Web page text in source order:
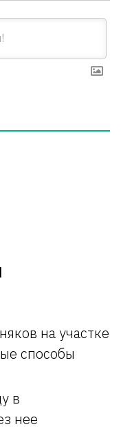
на участке
способы
в
нее